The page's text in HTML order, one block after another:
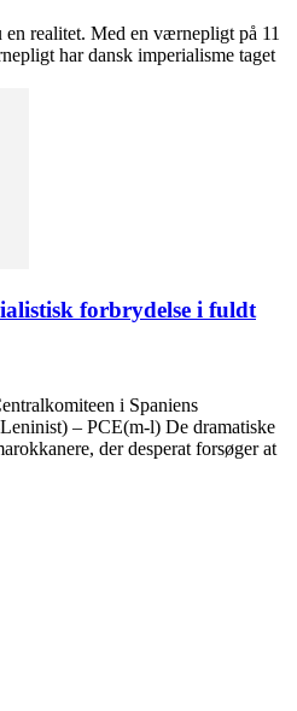
realitet. Med en værnepligt på 11
har dansk imperialisme taget
forbrydelse i fuldt
i Spaniens
– PCE(m-l) De dramatiske
der desperat forsøger at